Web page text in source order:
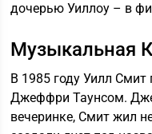
дочерью Уиллоу – в
Музыкальная
В 1985 году Уилл Смит
Джеффри Таунсом.
вечеринке, Смит жил